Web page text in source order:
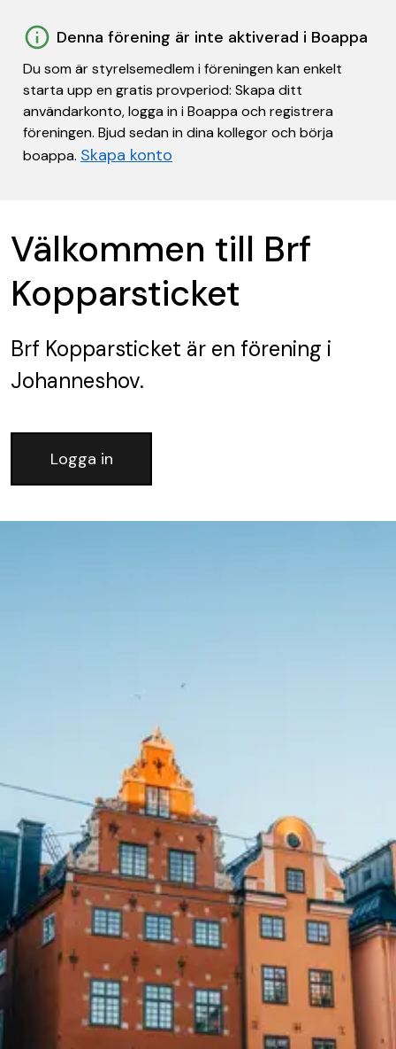
Denna förening är inte aktiverad i Boappa
Du som är styrelsemedlem i föreningen kan enkelt
starta upp en gratis provperiod: Skapa ditt
användarkonto, logga in i Boappa och registrera
föreningen. Bjud sedan in dina kollegor och börja
boappa. Skapa konto
Välkommen till Brf
Kopparsticket
Brf Kopparsticket är en förening i
Johanneshov.
Logga in